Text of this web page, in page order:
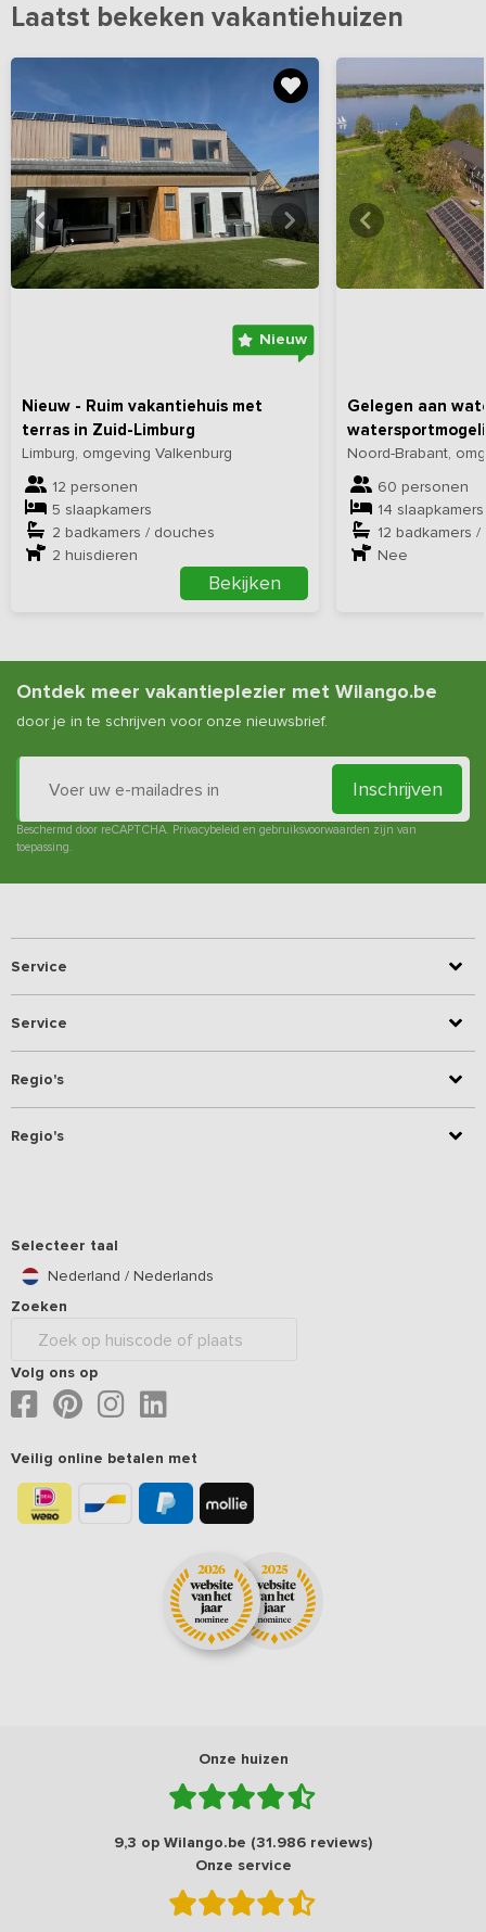
Laatst bekeken vakantiehuizen
Nieuw
Nieuw - Ruim vakantiehuis met
terras in Zuid-Limburg
Limburg, omgeving Valkenburg
12 personen
5 slaapkamers
2 badkamers / douches
2 huisdieren
Bekijken
Bekijkhieralle foto's
Gelegen aan
Noord-Brabant,
60 personen
14 slaapkamers
12 badkamers
Nee
Bekijk
Ontdek meer vakantieplezier met Wilango.be
door je in te schrijven voor onze nieuwsbrief.
Inschrijven
Beschermd door reCAPTCHA. Privacybeleid en gebruiksvoorwaarden zijn van
toepassing.
Service
Service
Regio's
Regio's
Selecteer taal
Nederland / Nederlands
Zoeken
Volg ons op
Veilig online betalen met
Onze huizen
9,3 op Wilango.be (31.986 reviews)
Onze service